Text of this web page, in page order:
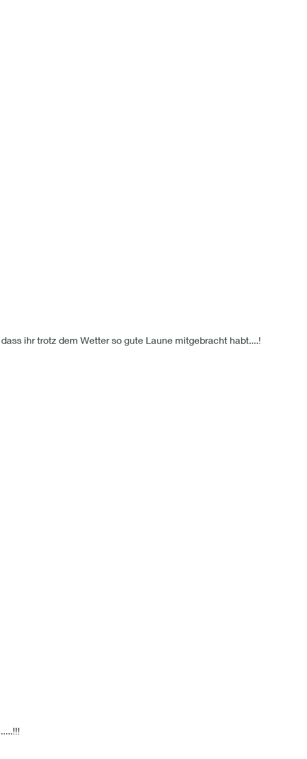
ihr trotz dem Wetter so gute Laune mitgebracht habt....!